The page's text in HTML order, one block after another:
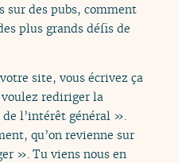
sur des pubs, comment
plus grands défis de
site, vous écrivez ça
rediriger la
l’intérêt général ».
qu’on revienne sur
». Tu viens nous en